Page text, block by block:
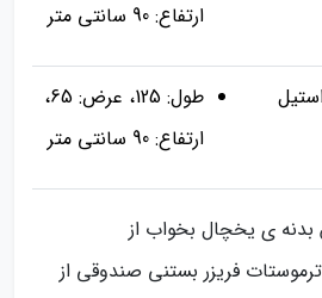
ارتفاع: 90 سانتی متر
طول: 125، عرض: 65،
ارتفاع: 90 سانتی متر
ی یخچال بخواب از
فریزر بستنی صندوقی از